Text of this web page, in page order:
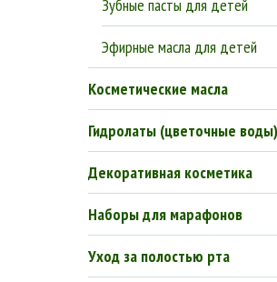
Зубные пасты для детей
Эфирные масла для детей
Косметические масла
Гидролаты (цветочные воды)
Декоративная косметика
Наборы для марафонов
Уход за полостью рта